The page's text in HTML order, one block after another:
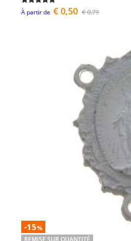
À partir de € 0,50 € 0,79
-15%
REMISE SUR QUANTITÉ